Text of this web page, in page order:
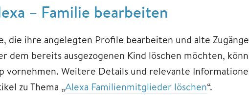
– Familie bearbeiten
die ihre angelegten Profile bearbeiten und alte
dem bereits ausgezogenen Kind löschen möchten,
vornehmen. Weitere Details und relevante
zu Thema „Alexa Familienmitglieder löschen“.